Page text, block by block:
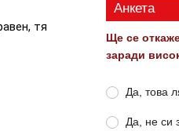
тя
Анкета
Ще се
заради
Да, това
Да, не си